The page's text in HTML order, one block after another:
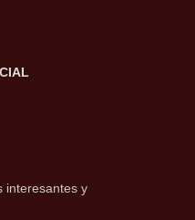
interesantes y